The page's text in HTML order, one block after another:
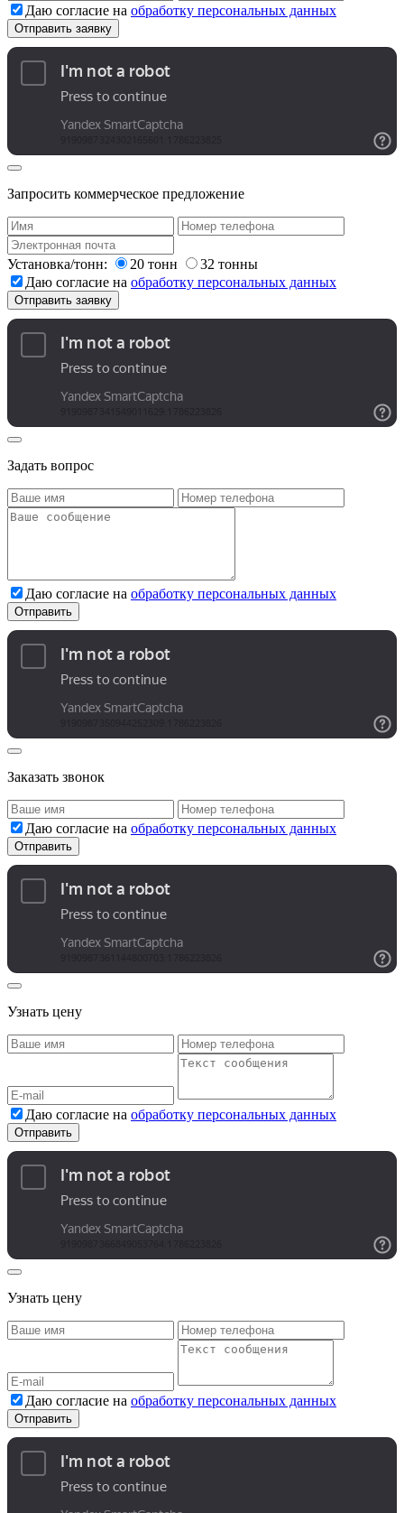
Даю согласие на обработку персональных данных
Запросить коммерческое предложение
Установка/тонн: 20 тонн
32 тонны
Даю согласие на обработку персональных данных
Задать вопрос
Даю согласие на обработку персональных данных
Заказать звонок
Даю согласие на обработку персональных данных
Узнать цену
Даю согласие на обработку персональных данных
Узнать цену
Даю согласие на обработку персональных данных